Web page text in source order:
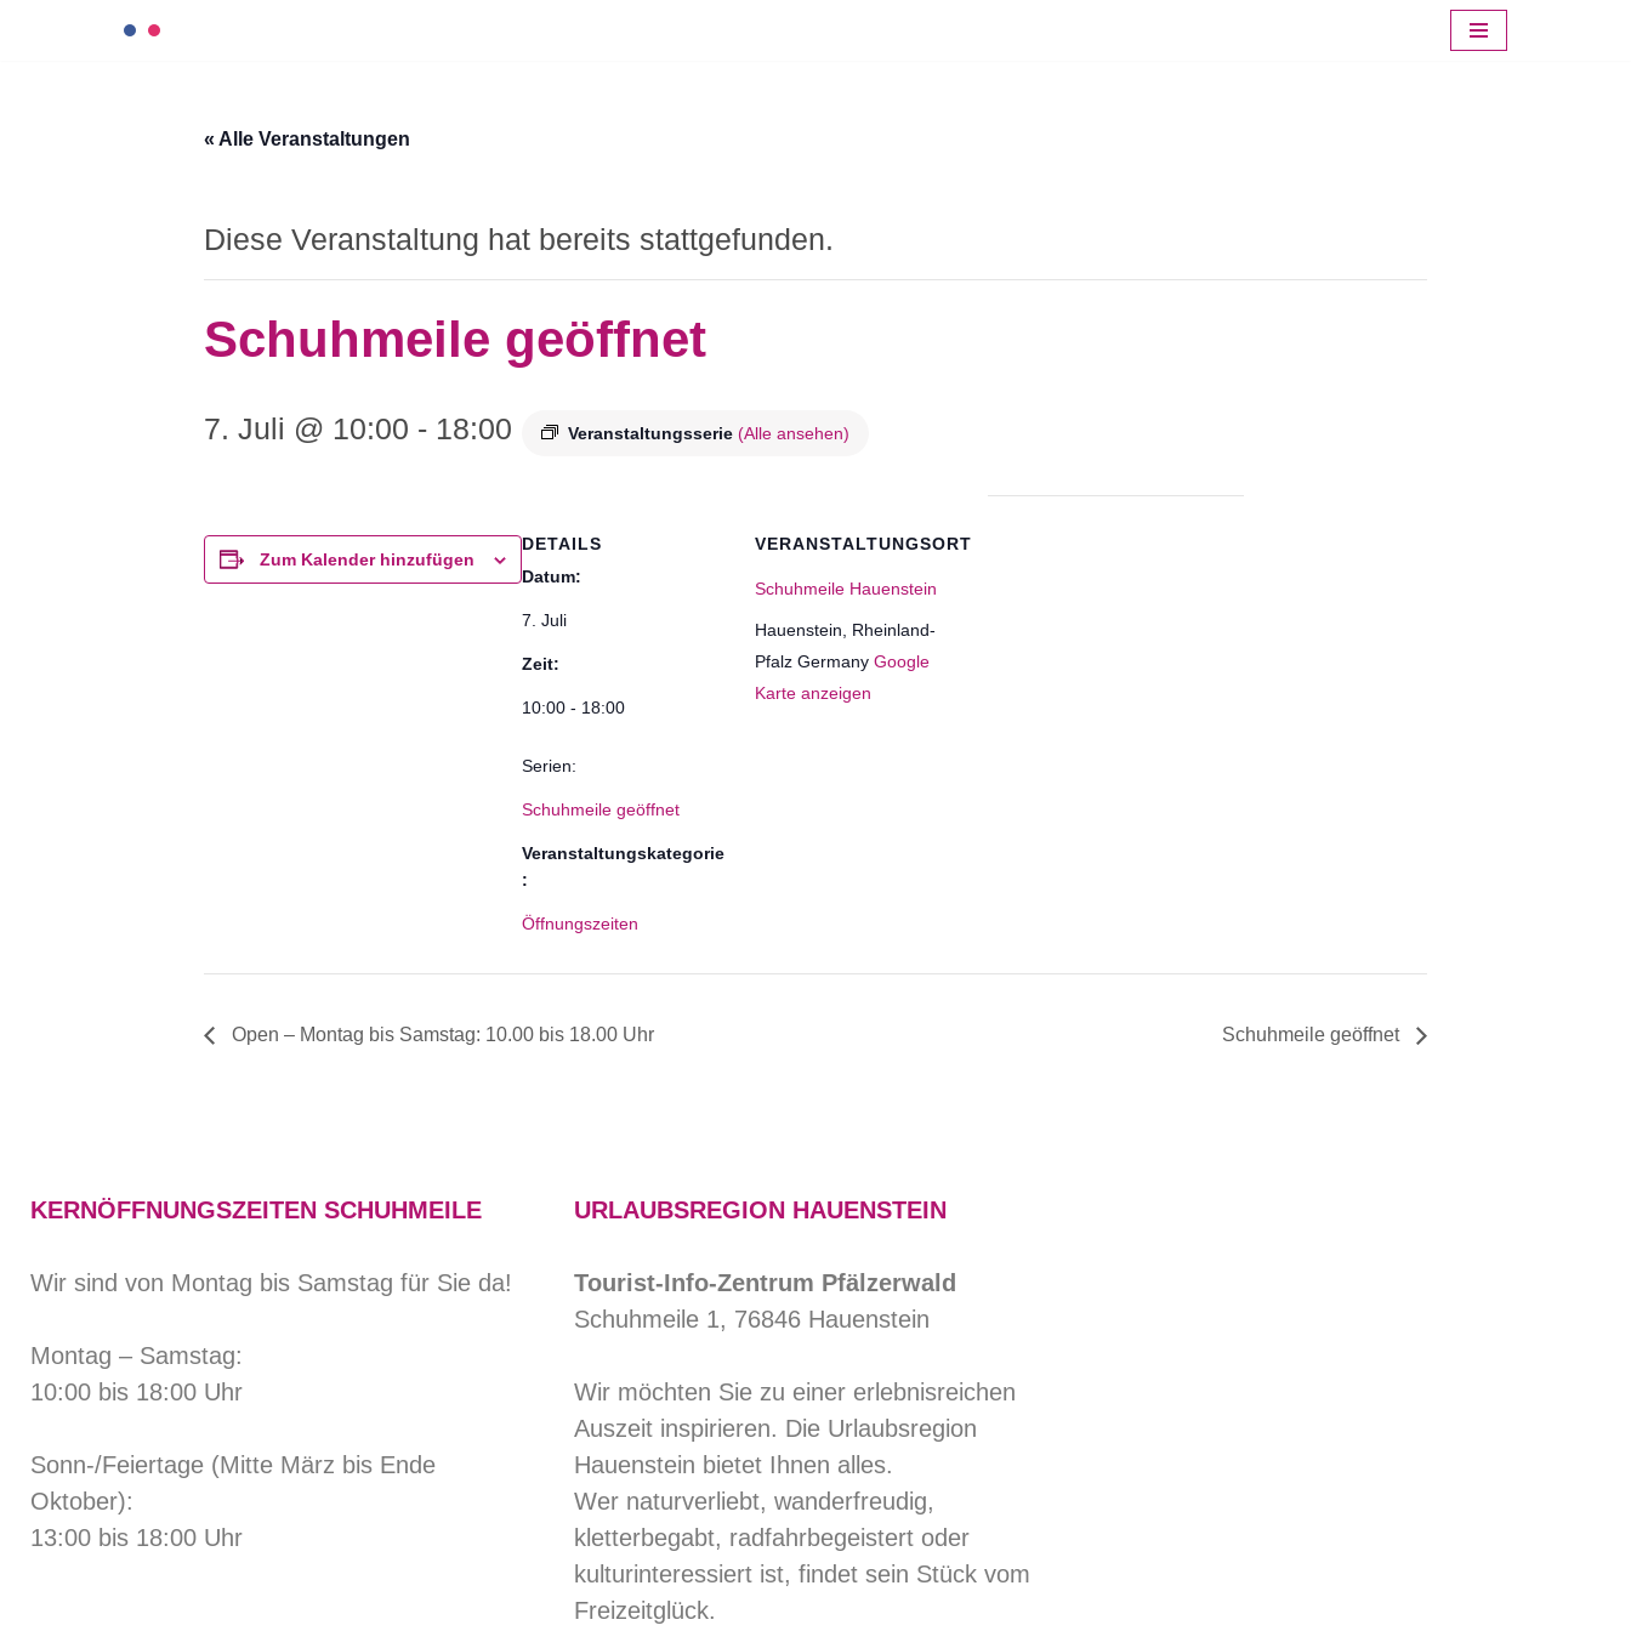
« Alle Veranstaltungen
Diese Veranstaltung hat bereits stattgefunden.
Schuhmeile geöffnet
7. Juli @ 10:00 - 18:00 Veranstaltungsserie (Alle ansehen)
Zum Kalender hinzufügen
DETAILS
Datum:
7. Juli
Zeit:
10:00 - 18:00
Serien:
Schuhmeile geöffnet
Veranstaltungskategorie
:
Öffnungszeiten
VERANSTALTUNGSORT
Schuhmeile Hauenstein
Hauenstein
Rheinland-
Pfalz Germany Google
Karte anzeigen
Open – Montag bis Samstag: 10.00 bis 18.00 Uhr Schuhmeile geöffnet
KERNÖFFNUNGSZEITEN SCHUHMEILE
Wir sind von Montag bis Samstag für Sie da!
Montag – Samstag:
10:00 bis 18:00 Uhr
Sonn-/Feiertage (Mitte März bis Ende
Oktober):
13:00 bis 18:00 Uhr
URLAUBSREGION HAUENSTEIN
Tourist-Info-Zentrum Pfälzerwald
Schuhmeile 1, 76846 Hauenstein
Wir möchten Sie zu einer erlebnisreichen
Auszeit inspirieren. Die Urlaubsregion
Hauenstein bietet Ihnen alles.
Wer naturverliebt, wanderfreudig,
kletterbegabt, radfahrbegeistert oder
kulturinteressiert ist, findet sein Stück vom
Freizeitglück.